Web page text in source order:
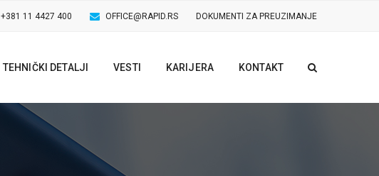
+381 11 4427 400 OFFICE@RAPID.RS DOKUMENTI ZA PREUZIMANJE
TEHNIČKI DETALJI VESTI KARIJERA KONTAKT